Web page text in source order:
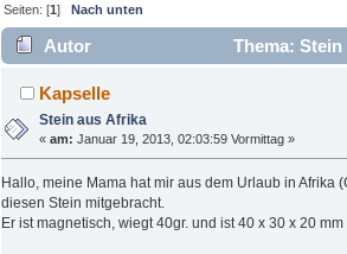
Seiten: [1]Nach unten
Autor
Thema:
5057 mal)
Kapselle
Stein aus Afrika
«am: Januar 19, 2013, 02:03:59 Vormittag »
Hallo, meine Mama hat mir aus dem Urlaub in Afrika
diesen Stein mitgebracht.
Er ist magnetisch, wiegt 40gr. und ist 40 x 30 x 20 mm